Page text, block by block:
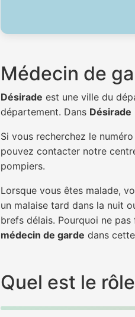
Médecin de
Désirade est une ville du
département. Dans Désirade
Si vous recherchez le
pouvez contacter notre
pompiers.
Lorsque vous êtes malade,
un malaise tard dans la nuit
brefs délais. Pourquoi ne
médecin de garde dans
Quel est le